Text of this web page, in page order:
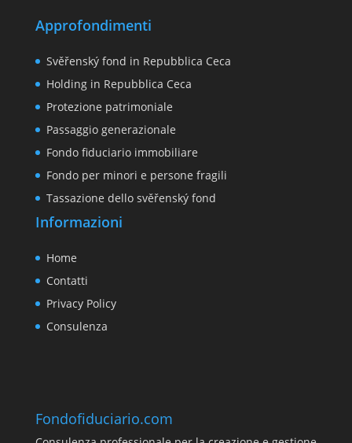
Approfondimenti
Svěřenský fond in Repubblica Ceca
Holding in Repubblica Ceca
Protezione patrimoniale
Passaggio generazionale
Fondo fiduciario immobiliare
Fondo per minori e persone fragili
Tassazione dello svěřenský fond
Informazioni
Home
Contatti
Privacy Policy
Consulenza
Fondofiduciario.com